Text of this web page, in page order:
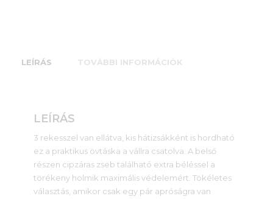
LEÍRÁS TOVÁBBI INFORMÁCIÓK
LEÍRÁS
3 rekesszel van ellátva, kis hátizsákként is hordható
ez a praktikus övtáska a vállra csatolva. A belső
részen cipzáras zseb található extra béléssel a
törékeny holmik maximális védelemért. Tökéletes
választás, amikor csak egy pár apróságra van